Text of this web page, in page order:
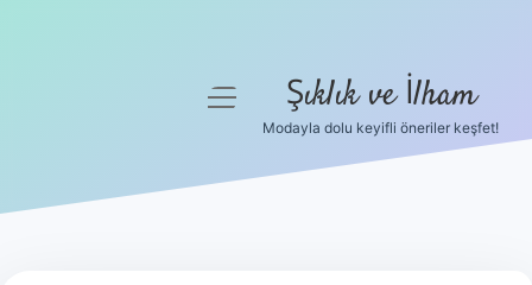
menüyü
Şıklık ve İlham
Modayla dolu keyifli öneriler keşfet!